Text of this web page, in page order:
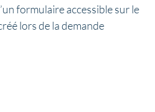
formulaire accessible sur le
lors de la demande